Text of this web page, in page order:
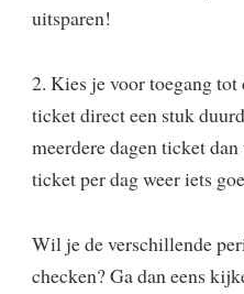
uitsparen!
2. Kies je voor toegang
ticket direct een stuk
meerdere dagen ticket
ticket per dag weer iets
Wil je de verschillende
checken? Ga dan eens